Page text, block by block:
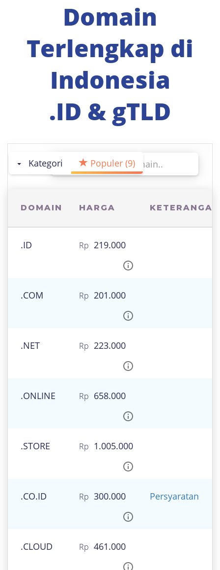
Domain
Terlengkap di
Indonesia
.ID & gTLD
Kategori Populer (9)
Search:
DOMAIN HARGA KETERANGAN
.ID 219.000
.COM 201.000
.NET 223.000
.ONLINE 658.000
.STORE 1.005.000
.CO.ID 300.000 Persyaratan
.CLOUD 461.000